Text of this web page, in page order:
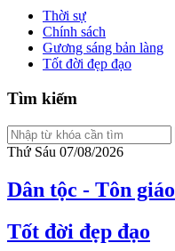
Thời sự
Chính sách
Gương sáng bản làng
Tốt đời đẹp đạo
Tìm kiếm
Thứ Sáu 07/08/2026
Dân tộc - Tôn giáo
Tốt đời đẹp đạo